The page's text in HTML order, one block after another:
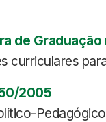
de
curriculares
2005